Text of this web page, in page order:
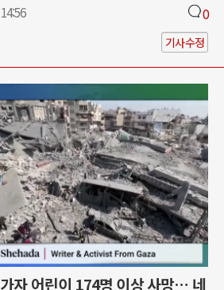
0
기사수정
자 어린이 174명 이상 사망… 네